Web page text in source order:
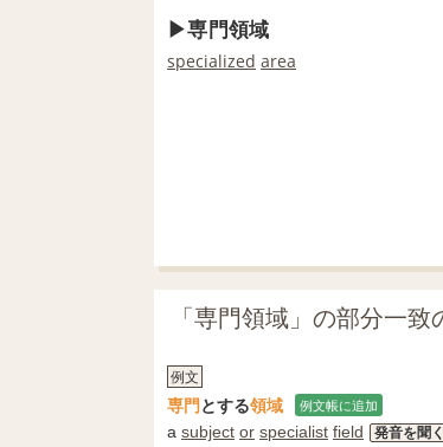
専門領域
specialized area
「専門領域」の部分一
例文
専門とする領域 例文帳に追加
a subject or specialist field 発音を聞く